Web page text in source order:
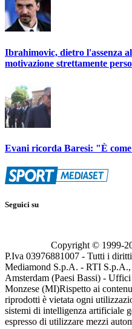
Ibrahimovic, dietro l'assenza
motivazione strettamente
Evani ricorda Baresi: "È
Seguici su
Copyright © 1999-
P.Iva 03976881007 - Tutti i
Mediamond S.p.A. - RTI S.p.A.,
Amsterdam (Paesi Bassi) -
Monzese (MI)Rispetto ai
riprodotti è vietata ogni
sistemi di intelligenza artificiale
espresso di utilizzare mezzi